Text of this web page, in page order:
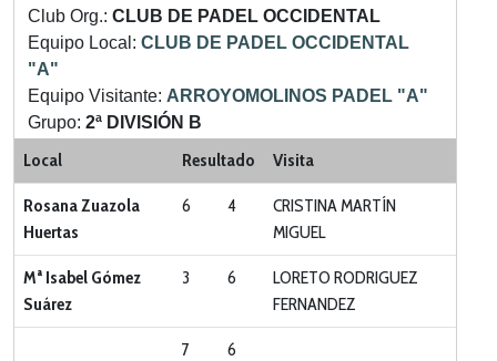
Club Org.: CLUB DE PADEL OCCIDENTAL
Equipo Local: CLUB DE PADEL OCCIDENTAL
"A"
Equipo Visitante: ARROYOMOLINOS PADEL "A"
Grupo: 2ª DIVISIÓN B
Categoria:
LIGA ZONA SUR
Local Resultado Visita
Rosana Zuazola
Huertas
6 4
CRISTINA MARTÍN
MIGUEL
Mª Isabel Gómez
Suárez
3 6
LORETO RODRIGUEZ
FERNANDEZ
7 6